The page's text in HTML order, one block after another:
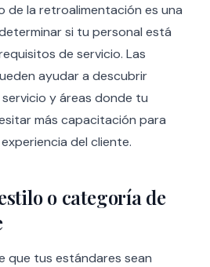
de la retroalimentación es una
si tu personal está
de servicio. Las
ayudar a descubrir
y áreas donde tu
más capacitación para
del cliente.
o categoría de
que tus estándares sean